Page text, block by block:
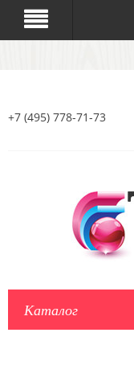
+7 (495) 778-71-73
Каталог